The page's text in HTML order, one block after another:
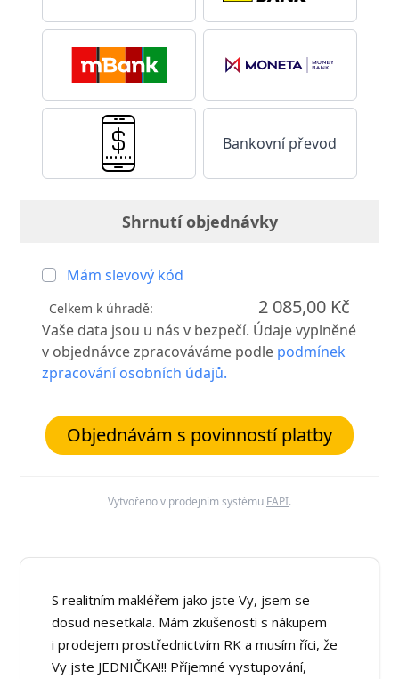
Bankovní převod
Shrnutí objednávky
Mám slevový kód
Celkem k úhradě: 2 085,00 Kč
Vaše data jsou u nás v bezpečí. Údaje vyplněné
v objednávce zpracováváme podle podmínek
zpracování osobních údajů.
Objednávám s povinností platby
Vytvořeno v prodejním systému FAPI.
S realitním makléřem jako jste Vy, jsem se
dosud nesetkala. Mám zkušenosti s nákupem
i prodejem prostřednictvím RK a musím říci, že
Vy jste JEDNIČKA!!! Příjemné vystupování,